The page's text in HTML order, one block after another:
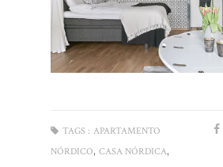
TAGS : APARTAMENTO
NÓRDICO, CASA NÓRDICA,